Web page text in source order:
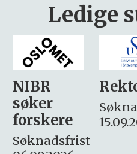
Ledige
Rektor
Søknadsfrist:
15.09.2026